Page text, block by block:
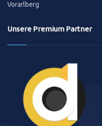
Vorarlberg
Unsere Premium Partner